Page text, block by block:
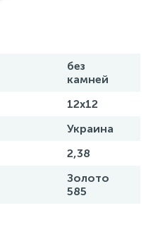
без
камней
12х12
Украина
2,38
Золото
585